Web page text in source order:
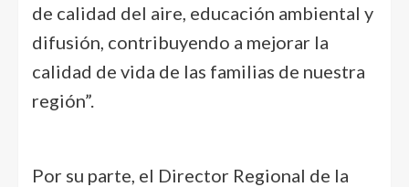
de calidad del aire, educación ambiental y
difusión, contribuyendo a mejorar la
calidad de vida de las familias de nuestra
región”.
Por su parte, el Director Regional de la